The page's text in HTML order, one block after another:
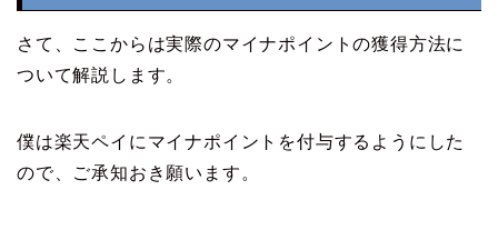
さて、ここからは実際のマイナポイントの獲得方法に
ついて解説します。
僕は楽天ペイにマイナポイントを付与するようにした
ので、ご承知おき願います。